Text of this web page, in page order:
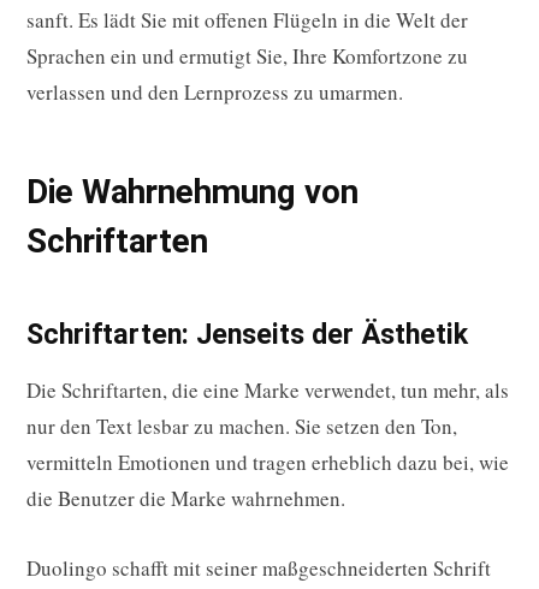
sanft. Es lädt Sie mit offenen Flügeln in die Welt der
Sprachen ein und ermutigt Sie, Ihre Komfortzone zu
verlassen und den Lernprozess zu umarmen.
Die Wahrnehmung von
Schriftarten
Schriftarten: Jenseits der Ästhetik
Die Schriftarten, die eine Marke verwendet, tun mehr, als
nur den Text lesbar zu machen. Sie setzen den Ton,
vermitteln Emotionen und tragen erheblich dazu bei, wie
die Benutzer die Marke wahrnehmen.
Duolingo schafft mit seiner maßgeschneiderten Schrift